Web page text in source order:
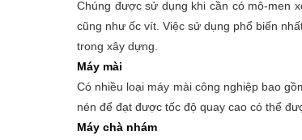
Chúng được sử dụng khi cần có mô-men
cũng như ốc vít. Việc sử dụng phổ biến
trong xây dựng.
Máy mài
Có nhiều loại máy mài công nghiệp bao
nén để đạt được tốc độ quay cao có thể
Máy chà nhám